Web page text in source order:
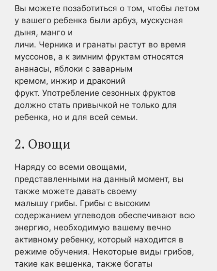
Вы можете позаботиться о том, чтобы летом
у вашего ребенка были арбуз, мускусная
дыня, манго и
личи. Черника и гранаты растут во время
муссонов, а к зимним фруктам относятся
ананасы, яблоки с заварным
кремом, инжир и драконий
фрукт. Употребление сезонных фруктов
должно стать привычкой не только для
ребенка, но и для всей семьи.
2. Овощи
Наряду со всеми овощами,
представленными на данный момент, вы
также можете давать своему
малышу грибы. Грибы с высоким
содержанием углеводов обеспечивают всю
энергию, необходимую вашему вечно
активному ребенку, который находится в
режиме обучения. Некоторые виды грибов,
такие как вешенка, также богаты